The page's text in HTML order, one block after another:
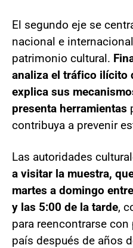
El segundo eje se
nacional e
patrimonio cultural.
analiza el tráfico ilícito
explica sus
presenta herramientas
contribuya a prevenir
Las autoridades
a visitar la muestra,
martes a domingo
y las 5:00 de la tarde,
para reencontrarse
país después de años